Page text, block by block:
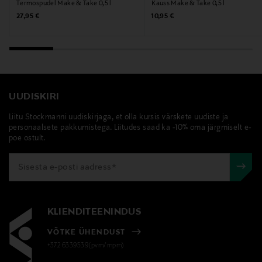
Märksõnad
Termospudel Make & Take 0,5 l
Original Price
27,95 €
Kauss Make & Take 0,5 l
Original Price
10,95 €
UUDISKIRI
Liitu Stockmanni uudiskirjaga, et olla kursis värskete uudiste ja
personaalsete pakkumistega. Liitudes saad ka -10% oma järgmiselt e-
poe ostult.
KLIENDITEENINDUS
VÕTKE ÜHENDUST
+372 6339539(pvm/mpm)